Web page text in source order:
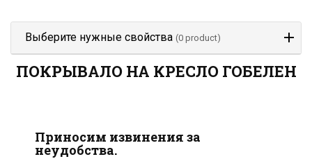
Выберите нужные свойства (0 product)
ПОКРЫВАЛО НА КРЕСЛО ГОБЕЛЕН
Приносим извинения за
неудобства.